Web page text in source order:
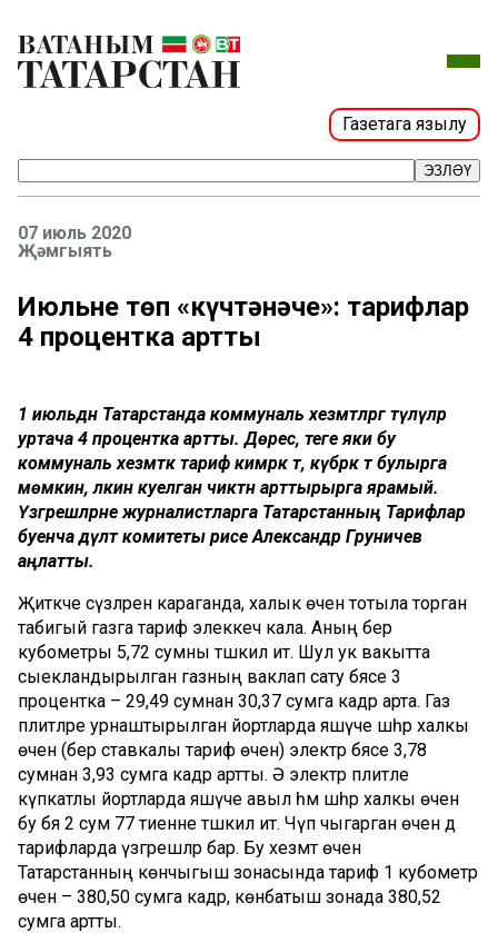
Газетага язылу
ЭЗЛӘҮ
07 июль 2020
Җәмгыять
Июльнең төп «күчтәнәче»: тарифлар
4 процентка артты
1 июльдән Татарстанда коммуналь хезмәтләргә түләүләр
уртача 4 процентка артты. Дөрес, теге яки бу
коммуналь хезмәткә тариф кимрәк тә, күбрәк тә булырга
мөмкин, ләкин куелган чиктән арттырырга ярамый.
Үзгәрешләрне журналистларга Татарстанның Тарифлар
буенча дәүләт комитеты рәисе Александр Груничев
аңлатты.
Җитәкче сүзләренә караганда, халык өчен тотыла торган
табигый газга тариф элеккечә кала. Аның бер
кубометры 5,72 сумны тәшкил итә. Шул ук вакытта
сыекландырылган газның ваклап сату бәясе 3
процентка – 29,49 сумнан 30,37 сумга кадәр арта. Газ
плитәләре урнаштырылган йортларда яшәүче шәһәр халкы
өчен (бер ставкалы тариф өчен) электр бәясе 3,78
сумнан 3,93 сумга кадәр артты. Ә электр плитәле
күпкатлы йортларда яшәүче авыл һәм шәһәр халкы өчен
бу бәя 2 сум 77 тиенне тәшкил итә. Чүп чыгарган өчен дә
тарифларда үзгәрешләр бар. Бу хезмәт өчен
Татарстанның көнчыгыш зонасында тариф 1 кубометр
өчен – 380,50 сумга кадәр, көнбатыш зонада 380,52
сумга артты.